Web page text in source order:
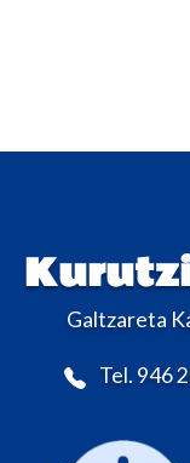
Galtzareta
Tel. 946